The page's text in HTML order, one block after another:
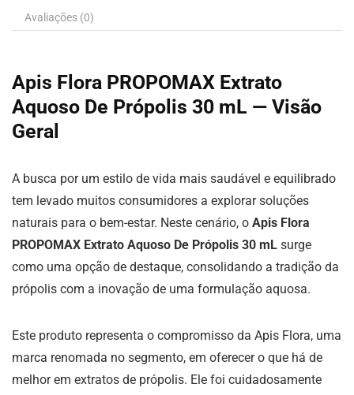
Avaliações (0)
Apis Flora PROPOMAX Extrato
Aquoso De Própolis 30 mL — Visão
Geral
A busca por um estilo de vida mais saudável e equilibrado
tem levado muitos consumidores a explorar soluções
naturais para o bem-estar. Neste cenário, o Apis Flora
PROPOMAX Extrato Aquoso De Própolis 30 mL surge
como uma opção de destaque, consolidando a tradição da
própolis com a inovação de uma formulação aquosa.
Este produto representa o compromisso da Apis Flora, uma
marca renomada no segmento, em oferecer o que há de
melhor em extratos de própolis. Ele foi cuidadosamente